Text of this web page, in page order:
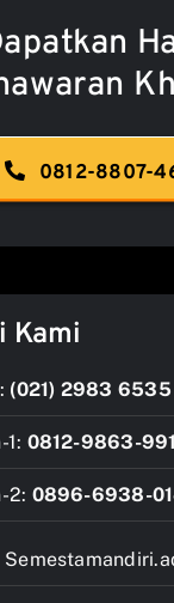
0812-8807-
Kami
(021) 2983 6535
1: 0812-9863-
2: 0896-6938-